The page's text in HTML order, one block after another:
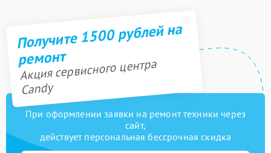
Получите 1500 рублей на
ремонт
Акция сервисного центра
Candy
При оформлении заявки на ремонт техники через
сайт,
действует персональная бессрочная скидка